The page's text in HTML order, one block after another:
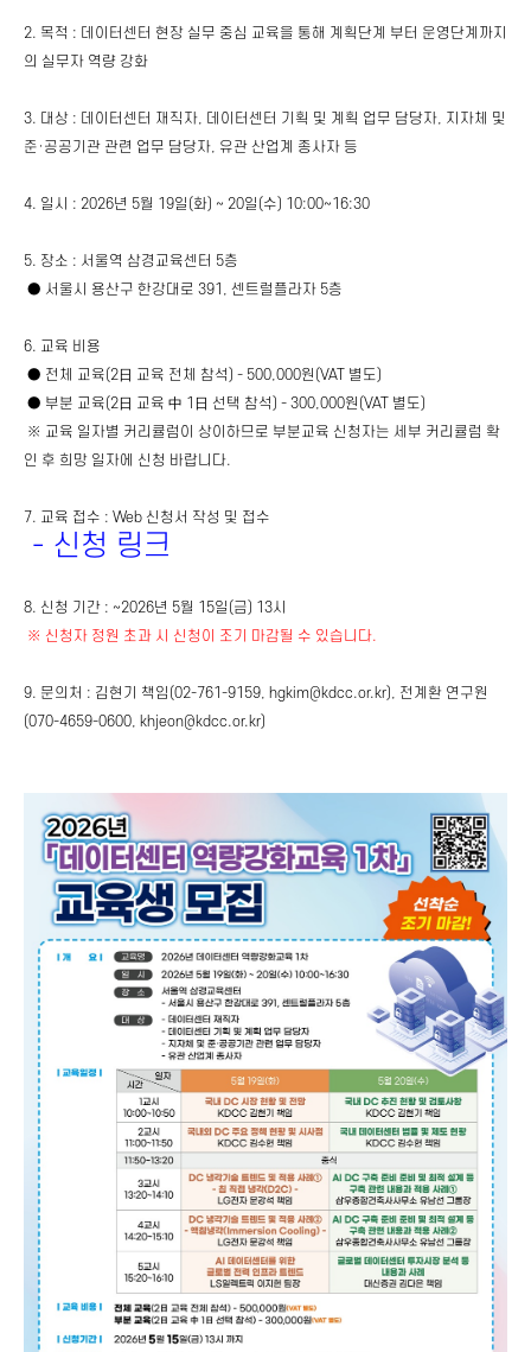
2. 목적 : 데이터센터 현장 실무 중심 교육을 통해 계획단계 부터 운영단계까지
의 실무자 역량 강화
3. 대상 : 데이터센터 재직자, 데이터센터 기획 및 계획 업무 담당자, 지자체 및
준·공공기관 관련 업무 담당자, 유관 산업계 종사자 등
4. 일시 : 2026년 5월 19일(화) ~ 20일(수) 10:00~16:30
5. 장소 : 서울역 삼경교육센터 5층
● 서울시 용산구 한강대로 391, 센트럴플라자 5층
6. 교육 비용
● 전체 교육(2日 교육 전체 참석) - 500,000원(VAT 별도)
● 부분 교육(2日 교육 中 1日 선택 참석) - 300,000원(VAT 별도)
※ 교육 일자별 커리큘럼이 상이하므로 부분교육 신청자는 세부 커리큘럼 확
인 후 희망 일자에 신청 바랍니다.
7. 교육 접수 : Web 신청서 작성 및 접수
- 신청 링크
8. 신청 기간 : ~2026년 5월 15일(금) 13시
※ 신청자 정원 초과 시 신청이 조기 마감될 수 있습니다.
9. 문의처 : 김현기 책임(02-761-9159, hgkim@kdcc.or.kr), 전계환 연구원
(070-4659-0600, khjeon@kdcc.or.kr)